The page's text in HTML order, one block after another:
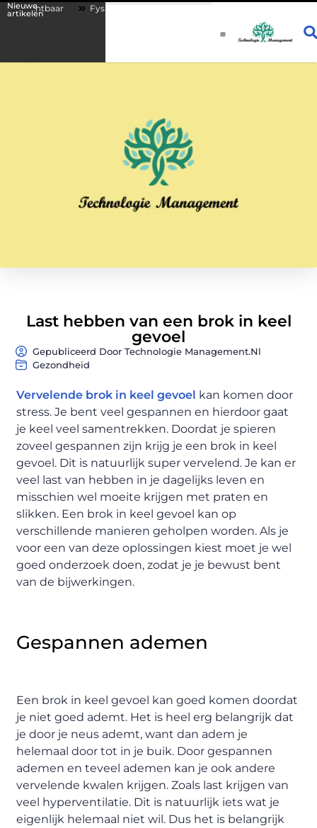
Nieuwe
artikelen Fysio Drachten: persoonlijke begeleiding bij lichamelijke
Last hebben van een brok in keel
gevoel
Gepubliceerd Door Technologie Management.nl
Gezondheid
Vervelende brok in keel gevoel kan komen door
stress. Je bent veel gespannen en hierdoor gaat
je keel veel samentrekken. Doordat je spieren
zoveel gespannen zijn krijg je een brok in keel
gevoel. Dit is natuurlijk super vervelend. Je kan er
veel last van hebben in je dagelijks leven en
misschien wel moeite krijgen met praten en
slikken. Een brok in keel gevoel kan op
verschillende manieren geholpen worden. Als je
voor een van deze oplossingen kiest moet je wel
goed onderzoek doen, zodat je je bewust bent
van de bijwerkingen.
Gespannen ademen
Een brok in keel gevoel kan goed komen doordat
je niet goed ademt. Het is heel erg belangrijk dat
je door je neus ademt, want dan adem je
helemaal door tot in je buik. Door gespannen
ademen en teveel ademen kan je ook andere
vervelende kwalen krijgen. Zoals last krijgen van
veel hyperventilatie. Dit is natuurlijk iets wat je
eigenlijk helemaal niet wil. Dus het is belangrijk